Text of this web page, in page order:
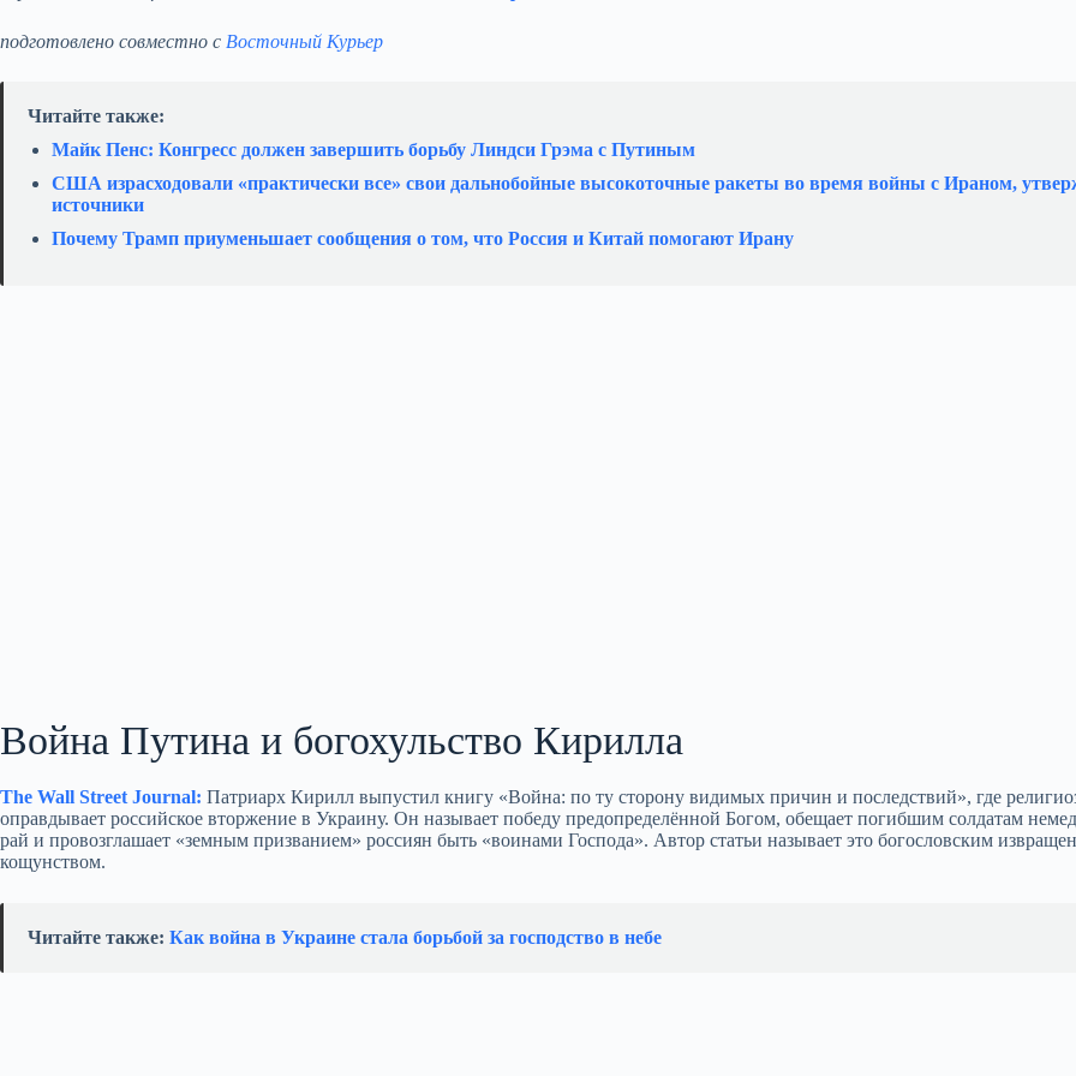
подготовлено совместно с Восточный Курьер
Читайте также:
Майк Пенс: Конгресс должен завершить борьбу Линдси Грэма с Путиным
США израсходовали «практически все» свои дальнобойные высокоточные ракеты во время войны с Ираном,
источники
Почему Трамп приуменьшает сообщения о том, что Россия и Китай помогают Ирану
Война Путина и богохульство Кирилла
The Wall Street Journal: Патриарх Кирилл выпустил книгу «Война: по ту сторону видимых причин и последствий», где
оправдывает российское вторжение в Украину. Он называет победу предопределённой Богом, обещает погибшим солдатам
рай и провозглашает «земным призванием» россиян быть «воинами Господа». Автор статьи называет это богословским
кощунством.
Читайте также: Как война в Украине стала борьбой за господство в небе